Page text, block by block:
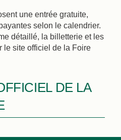
une entrée gratuite,
selon le calendrier​.
détaillé, la billetterie et les
le site officiel de la Foire
DE LA